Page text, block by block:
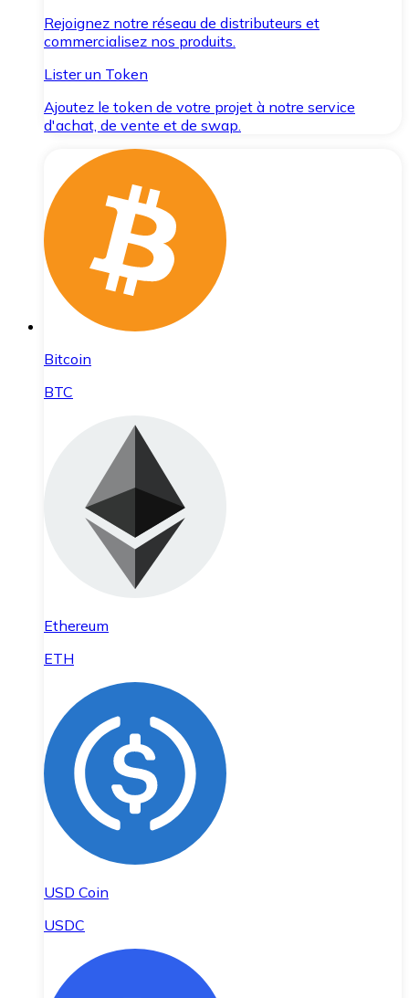
Rejoignez notre réseau de distributeurs et
commercialisez nos produits.
Lister un Token
Ajoutez le token de votre projet à notre service
d'achat, de vente et de swap.
Bitcoin
BTC
Ethereum
ETH
USD Coin
USDC